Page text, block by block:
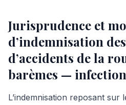
Jurisprudence et
d’indemnisation
d’accidents de la
barèmes —
L’indemnisation reposant sur